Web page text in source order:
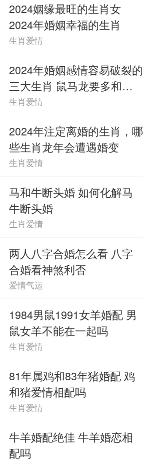
2024姻缘最旺的生肖女
2024年婚姻幸福的生肖
生肖爱情
2024年婚姻感情容易破裂的
三大生肖 鼠马龙要多和伴
侣沟通
生肖爱情
2024年注定离婚的生肖，哪
些生肖龙年会遭遇婚变
生肖爱情
马和牛断头婚 如何化解马
牛断头婚
生肖爱情
两人八字合婚怎么看 八字
合婚看神煞利否
爱情气运
1984男鼠1991女羊婚配 男
鼠女羊不能在一起吗
生肖爱情
81年属鸡和83年猪婚配 鸡
和猪爱情相配吗
生肖爱情
牛羊婚配绝佳 牛羊婚恋相
配吗